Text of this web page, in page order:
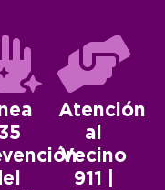
Atención
al
Vecino
911 |